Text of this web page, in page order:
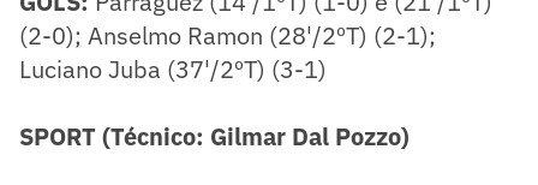
(2-0); Anselmo Ramon (28'/2ºT) (2-1);
Luciano Juba (37'/2ºT) (3-1)
SPORT (Técnico: Gilmar Dal Pozzo)